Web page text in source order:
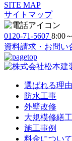
SITE MAP
サイトマップ
0120-71-5607 8:00
資料請求・お問い
選ばれる理由
防⽔⼯事
外壁改修
大規模修繕
施工事例
料金について